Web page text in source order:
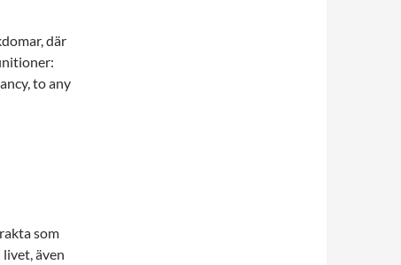
där
to any
som
även